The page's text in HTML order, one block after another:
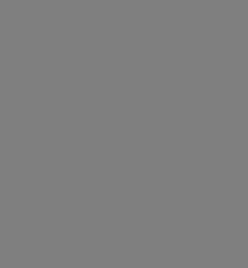
van 5 sterren